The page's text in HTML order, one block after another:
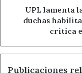
Ahora León
duchas
habilitadas
Transcandamia
critica
UPL lamenta
duchas
critica
Publicaciones